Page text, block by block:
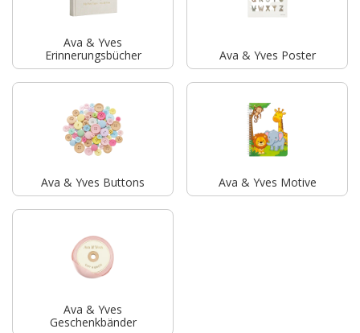
Ava & Yves
Erinnerungsbücher
Ava & Yves Poster
Ava & Yves Buttons Ava & Yves Motive
Ava & Yves
Geschenkbänder